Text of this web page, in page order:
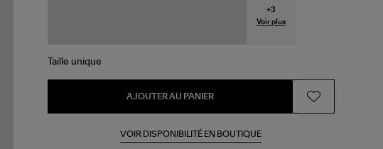
+3
Voir plus
Taille unique
AJOUTER AU PANIER
VOIR DISPONIBILITÉ EN BOUTIQUE